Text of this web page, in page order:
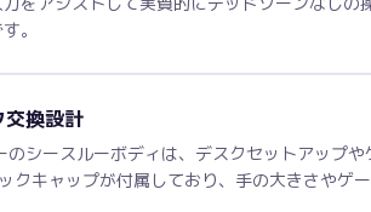
。
換設計
シースルーボディは、デスクセットアップ
クキャップが付属しており、手の大きさやゲ